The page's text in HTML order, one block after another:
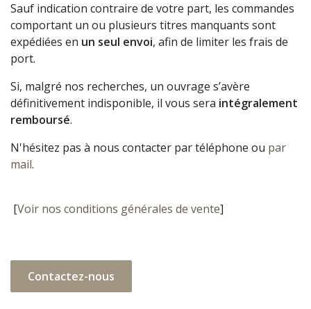
Sauf indication contraire de votre part, les commandes
comportant un ou plusieurs titres manquants sont
expédiées en un seul envoi, afin de limiter les frais de
port.
Si, malgré nos recherches, un ouvrage s’avère
définitivement indisponible, il vous sera intégralement
remboursé.
N'hésitez pas à nous contacter par téléphone ou par
mail.
[Voir nos conditions générales de vente]
Contactez-nous